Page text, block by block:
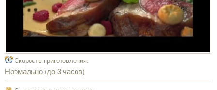
Скорость приготовления:
Нормально (до 3 часов)